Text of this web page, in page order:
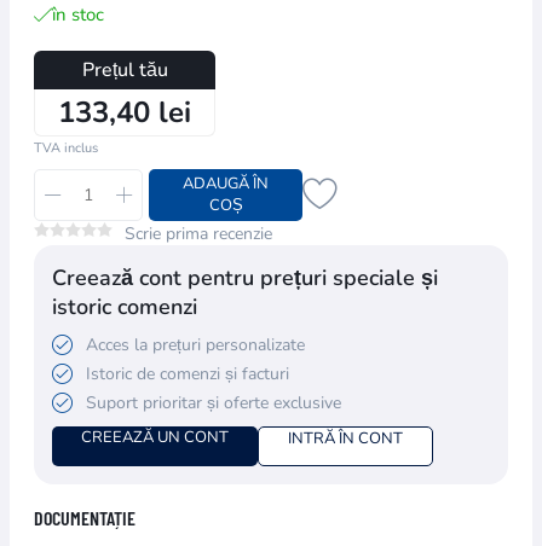
în stoc
Prețul tău
133,40 lei
TVA inclus
ADAUGĂ ÎN
COȘ
Scrie prima recenzie
Creează cont pentru prețuri speciale și
istoric comenzi
Acces la prețuri personalizate
Istoric de comenzi și facturi
Suport prioritar și oferte exclusive
CREEAZĂ UN CONT INTRĂ ÎN CONT
DOCUMENTAȚIE